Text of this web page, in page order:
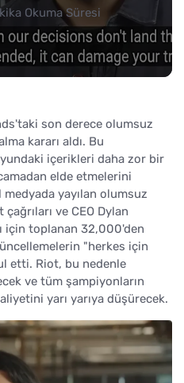
Okuma Süresi
son derece olumsuz
kararı aldı. Bu
içerikleri daha zor bir
elde etmelerini
yayılan olumsuz
ve CEO Dylan
için toplanan 32,000'den
"herkes için
etti. Riot, bu nedenle
ve tüm şampiyonların
yarı yarıya düşürecek.